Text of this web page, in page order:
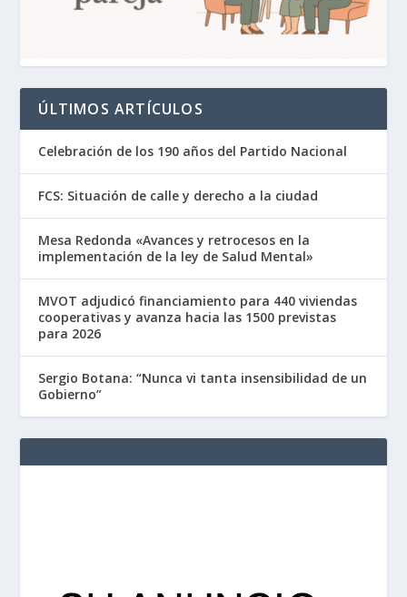
ÚLTIMOS ARTÍCULOS
Celebración de los 190 años del Partido Nacional
FCS: Situación de calle y derecho a la ciudad
Mesa Redonda «Avances y retrocesos en la
implementación de la ley de Salud Mental»
MVOT adjudicó financiamiento para 440 viviendas
cooperativas y avanza hacia las 1500 previstas
para 2026
Sergio Botana: “Nunca vi tanta insensibilidad de un
Gobierno”